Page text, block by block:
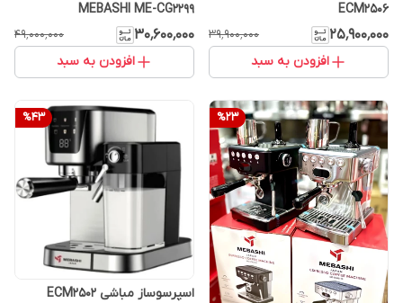
ECM2506
۲۵٬۹۰۰٬۰۰۰ ۳۹٬۹۰۰٬۰۰۰
افزودن به سبد
MEBASHI ME-CG2299
۳۰٬۶۰۰٬۰۰۰ ۴۹٬۰۰۰٬۰۰۰
افزودن به سبد
%23
%43
اسپرسوساز مباشی ECM2502